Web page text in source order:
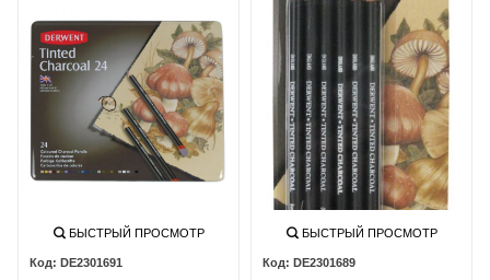
БЫСТРЫЙ ПРОСМОТР
DE2301691
БЫСТРЫЙ ПРОСМОТР
DE2301689